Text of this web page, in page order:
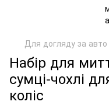
Для догляду за авто
Набір для
сумці-чохлі
коліс